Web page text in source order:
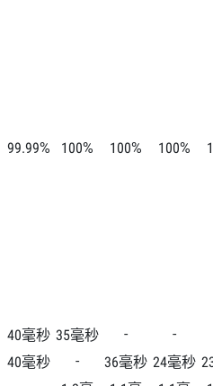
99.99% 100% 100% 100%
40毫秒 35毫秒 -
-
40毫秒 - 36毫秒 24毫秒